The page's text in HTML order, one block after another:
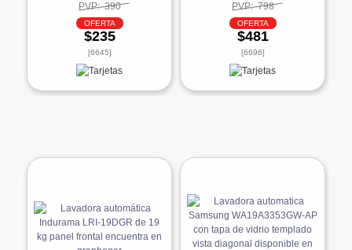
PVP: 390
OFERTA
$235
[6645]
PVP: 798
OFERTA
$481
[6696]